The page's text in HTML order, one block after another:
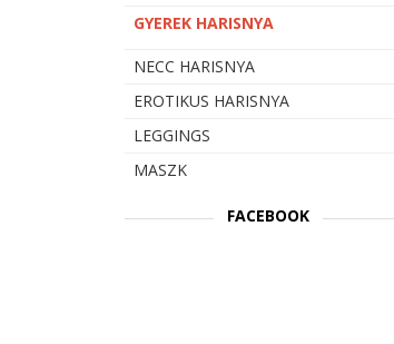
GYEREK HARISNYA
NECC HARISNYA
EROTIKUS HARISNYA
LEGGINGS
MASZK
FACEBOOK